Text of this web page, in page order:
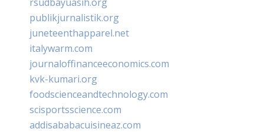
publikjurnalistik.org
juneteenthapparel.net
italywarm.com
journaloffinanceeconomics.com
kvk-kumari.org
foodscienceandtechnology.com
scisportsscience.com
addisababacuisineaz.com